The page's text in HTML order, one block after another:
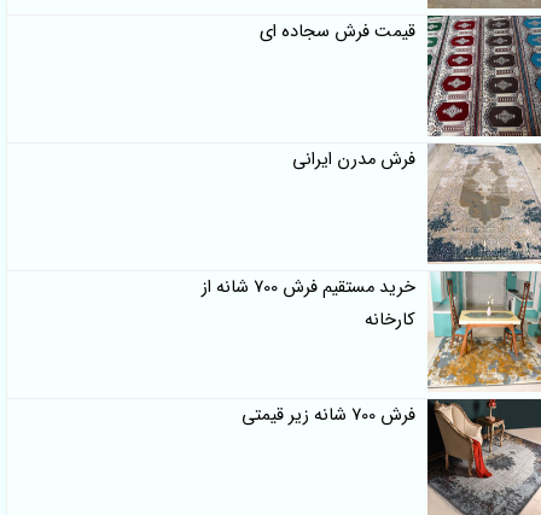
قیمت فرش سجاده ای
فرش مدرن ایرانی
خرید مستقیم فرش 700 شانه از
کارخانه
فرش 700 شانه زیر قیمتی